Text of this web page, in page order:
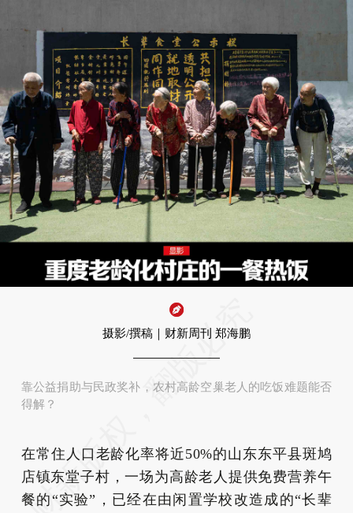
摄影/撰稿｜财新周刊 郑海鹏
靠公益捐助与民政奖补，农村高龄空巢老人的吃饭难题能否
得解？
在常住人口老龄化率将近50%的山东东平县斑鸠
店镇东堂子村，一场为高龄老人提供免费营养午
餐的“实验”，已经在由闲置学校改造成的“长辈